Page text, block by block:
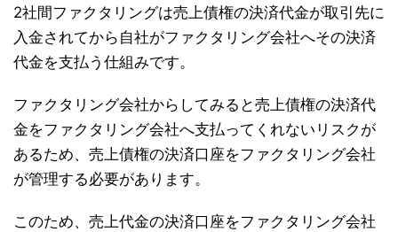
2社間ファクタリングは売上債権の決済代金が取引先に
入金されてから自社がファクタリング会社へその決済
代金を支払う仕組みです。
ファクタリング会社からしてみると売上債権の決済代
金をファクタリング会社へ支払ってくれないリスクが
あるため、売上債権の決済口座をファクタリング会社
が管理する必要があります。
このため、売上代金の決済口座をファクタリング会社